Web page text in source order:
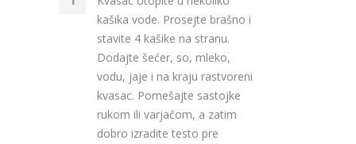
kašika vode. Prosejte brašno i
stavite 4 kašike na stranu.
Dodajte šećer, so, mleko,
vodu, jaje i na kraju rastvoreni
kvasac. Pomešajte sastojke
rukom ili varjačom, a zatim
dobro izradite testo pre